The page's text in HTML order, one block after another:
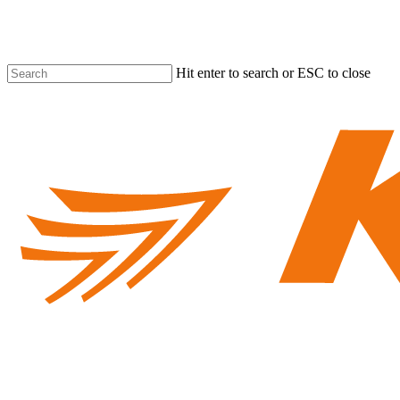
content
Hit enter to search or ESC to close